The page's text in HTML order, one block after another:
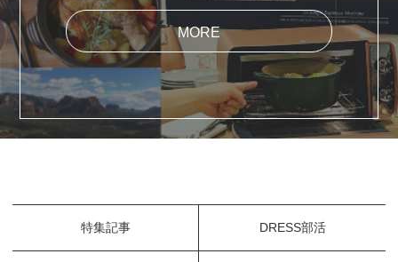
MORE
特集記事 DRESS部活